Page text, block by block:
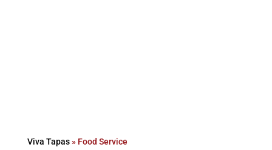
Viva Tapas» Food Service